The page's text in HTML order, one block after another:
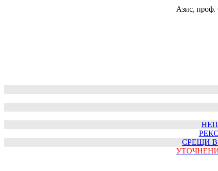
Азис, проф.
СРЕЩИ